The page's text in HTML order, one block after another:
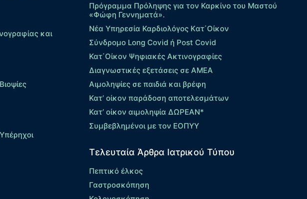
και
Πρόγραμμα Πρόληψης για τον Καρκίνο του Μαστού
«Φώφη Γεννηματά».
Νέα Υπηρεσία Καρδιολόγος Kατ΄Οίκον
Σύνδρομο Long Covid ή Post Covid
Κατ΄Οίκον Ψηφιακές Ακτινογραφίες
Διαγνωστικές εξετάσεις σε ΑΜΕΑ
Αιμοληψίες σε παιδιά και βρέφη
Κατ’ οίκον παράδοση αποτελεσμάτων
Κατ’ οίκον αιμοληψία ΔΩΡΕΑΝ*
Συμβεβλημένοι με τον ΕΟΠΥΥ
Τελευταία Άρθρα Ιατρικού Τύπου
Πεπτικό έλκος
Γαστροσκόπηση